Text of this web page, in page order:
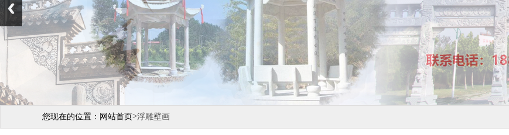
您现在的位置： 网站首页>浮雕壁画